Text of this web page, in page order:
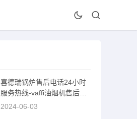
喜德瑞锅炉售后电话24小时
服务热线-vaffi油烟机售后服
务电话
2024-06-03